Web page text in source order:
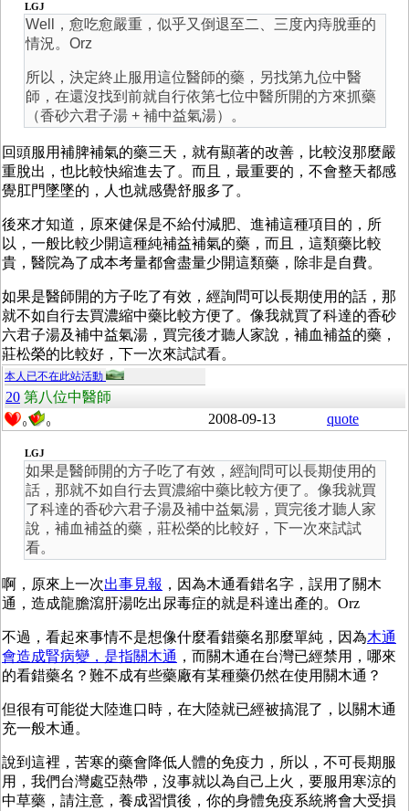
LGJ
Well，愈吃愈嚴重，似乎又倒退至二、三度內痔脫垂的
情況。Orz
所以，決定終止服用這位醫師的藥，另找第九位中醫
師，在還沒找到前就自行依第七位中醫所開的方來抓藥
（香砂六君子湯 + 補中益氣湯）。
回頭服用補脾補氣的藥三天，就有顯著的改善，比較沒那麼嚴
重脫出，也比較快縮進去了。而且，最重要的，不會整天都感
覺肛門墜墜的，人也就感覺舒服多了。
後來才知道，原來健保是不給付減肥、進補這種項目的，所
以，一般比較少開這種純補益補氣的藥，而且，這類藥比較
貴，醫院為了成本考量都會盡量少開這類藥，除非是自費。
如果是醫師開的方子吃了有效，經詢問可以長期使用的話，那
就不如自行去買濃縮中藥比較方便了。像我就買了科達的香砂
六君子湯及補中益氣湯，買完後才聽人家說，補血補益的藥，
莊松榮的比較好，下一次來試試看。
本人已不在此站活動
20 第八位中醫師
0 0 2008-09-13 quote
LGJ
如果是醫師開的方子吃了有效，經詢問可以長期使用的
話，那就不如自行去買濃縮中藥比較方便了。像我就買
了科達的香砂六君子湯及補中益氣湯，買完後才聽人家
說，補血補益的藥，莊松榮的比較好，下一次來試試
看。
啊，原來上一次出事見報 ，因為木通看錯名字，誤用了關木
通，造成龍膽瀉肝湯吃出尿毒症的就是科達出產的。Orz
不過，看起來事情不是想像什麼看錯藥名那麼單純，因為木通
會造成腎病變，是指關木通 ，而關木通在台灣已經禁用，哪來
的看錯藥名？難不成有些藥廠有某種藥仍然在使用關木通？
但很有可能從大陸進口時，在大陸就已經被搞混了，以關木通
充一般木通。
說到這裡，苦寒的藥會降低人體的免疫力，所以，不可長期服
用，我們台灣處亞熱帶，沒事就以為自己上火，要服用寒涼的
中草藥，請注意，養成習慣後，你的身體免疫系統將會大受損